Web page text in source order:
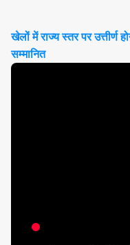
खेलों में राज्य स्तर पर उत्तीर्ण
सम्मानित